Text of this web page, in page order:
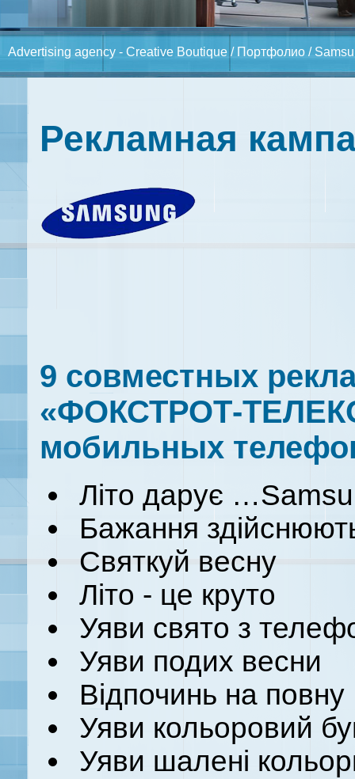
Advertising agency - Creative Boutique / Портфолио /
Рекламная
9 совместных
«ФОКСТРОТ-
мобильных
Літо дарує
Бажання
Святкуй весну
Літо - це круто
Уяви свято з
Уяви подих весни
Відпочинь на повну
Уяви кольоровий
Уяви шалені